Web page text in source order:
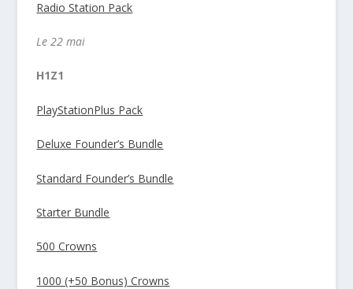
Radio Station Pack
Le 22 mai
H1Z1
PlayStationPlus Pack
Deluxe Founder’s Bundle
Standard Founder’s Bundle
Starter Bundle
500 Crowns
1000 (+50 Bonus) Crowns